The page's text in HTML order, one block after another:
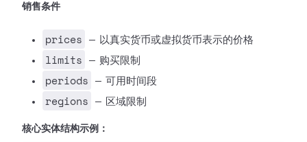
销售条件
prices — 以真实货币或虚拟货币表示的价格
limits — 购买限制
periods — 可用时间段
regions — 区域限制
核心实体结构示例：